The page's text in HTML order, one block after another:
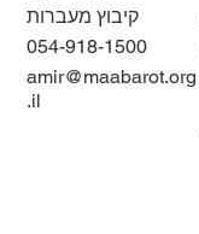
קיבוץ מעברות
054-918-1500
amir@maabarot.org
.il